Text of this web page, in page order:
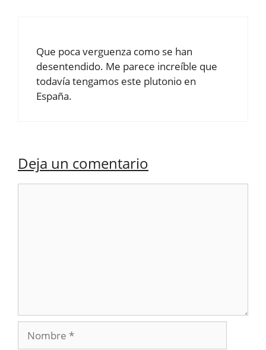
Que poca verguenza como se han
desentendido. Me parece increíble que
todavía tengamos este plutonio en
España.
Deja un comentario
Nombre